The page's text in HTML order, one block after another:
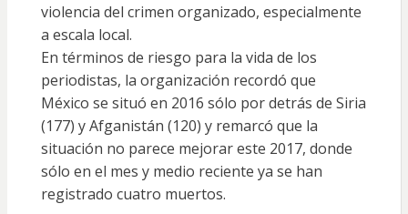
violencia del crimen organizado, especialmente
a escala local.
En términos de riesgo para la vida de los
periodistas, la organización recordó que
México se situó en 2016 sólo por detrás de Siria
(177) y Afganistán (120) y remarcó que la
situación no parece mejorar este 2017, donde
sólo en el mes y medio reciente ya se han
registrado cuatro muertos.